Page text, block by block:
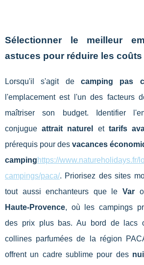
Sélectionner le meilleur
astuces pour réduire les coûts
Lorsqu'il s'agit decamping pas
l'emplacement est l'un des facteurs
maîtriser son budget. Identifier
conjugueattrait naturel et tarifs
prérequis pour desvacances
campinghttps://www.natureholidays.fr/
campings/paca/. Priorisez des sites
tout aussi enchanteurs que leVar
Haute-Provence, où les campings
des prix plus bas. Au bord de lacs
collines parfumées de la région
offrent un cadre sublime pour des